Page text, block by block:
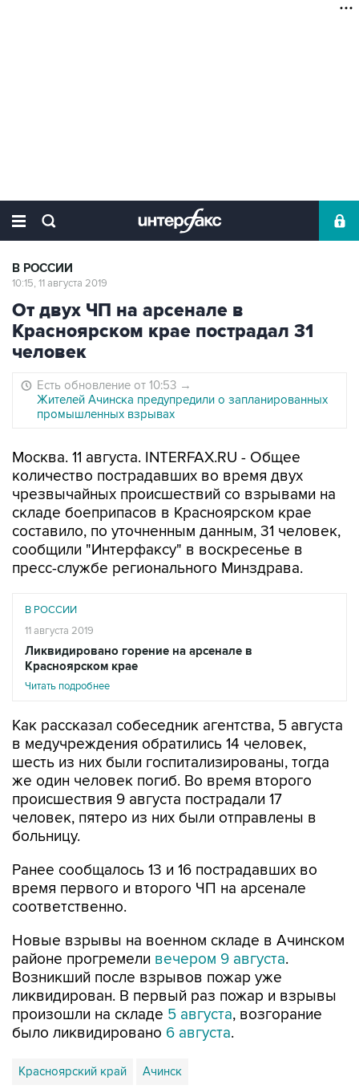
В РОССИИ
10:15, 11 августа 2019
От двух ЧП на арсенале в
Красноярском крае пострадал 31
человек
Есть обновление от 10:53 →
Жителей Ачинска предупредили о запланированных
промышленных взрывах
Москва. 11 августа. INTERFAX.RU - Общее
количество пострадавших во время двух
чрезвычайных происшествий со взрывами на
складе боеприпасов в Красноярском крае
составило, по уточненным данным, 31 человек,
сообщили "Интерфаксу" в воскресенье в
пресс-службе регионального Минздрава.
В РОССИИ
11 августа 2019
Ликвидировано горение на арсенале в
Красноярском крае
Читать подробнее
Как рассказал собеседник агентства, 5 августа
в медучреждения обратились 14 человек,
шесть из них были госпитализированы, тогда
же один человек погиб. Во время второго
происшествия 9 августа пострадали 17
человек, пятеро из них были отправлены в
больницу.
Ранее сообщалось 13 и 16 пострадавших во
время первого и второго ЧП на арсенале
соответственно.
Новые взрывы на военном складе в Ачинском
районе прогремели вечером 9 августа.
Возникший после взрывов пожар уже
ликвидирован. В первый раз пожар и взрывы
произошли на складе 5 августа, возгорание
было ликвидировано 6 августа.
Красноярский край Ачинск